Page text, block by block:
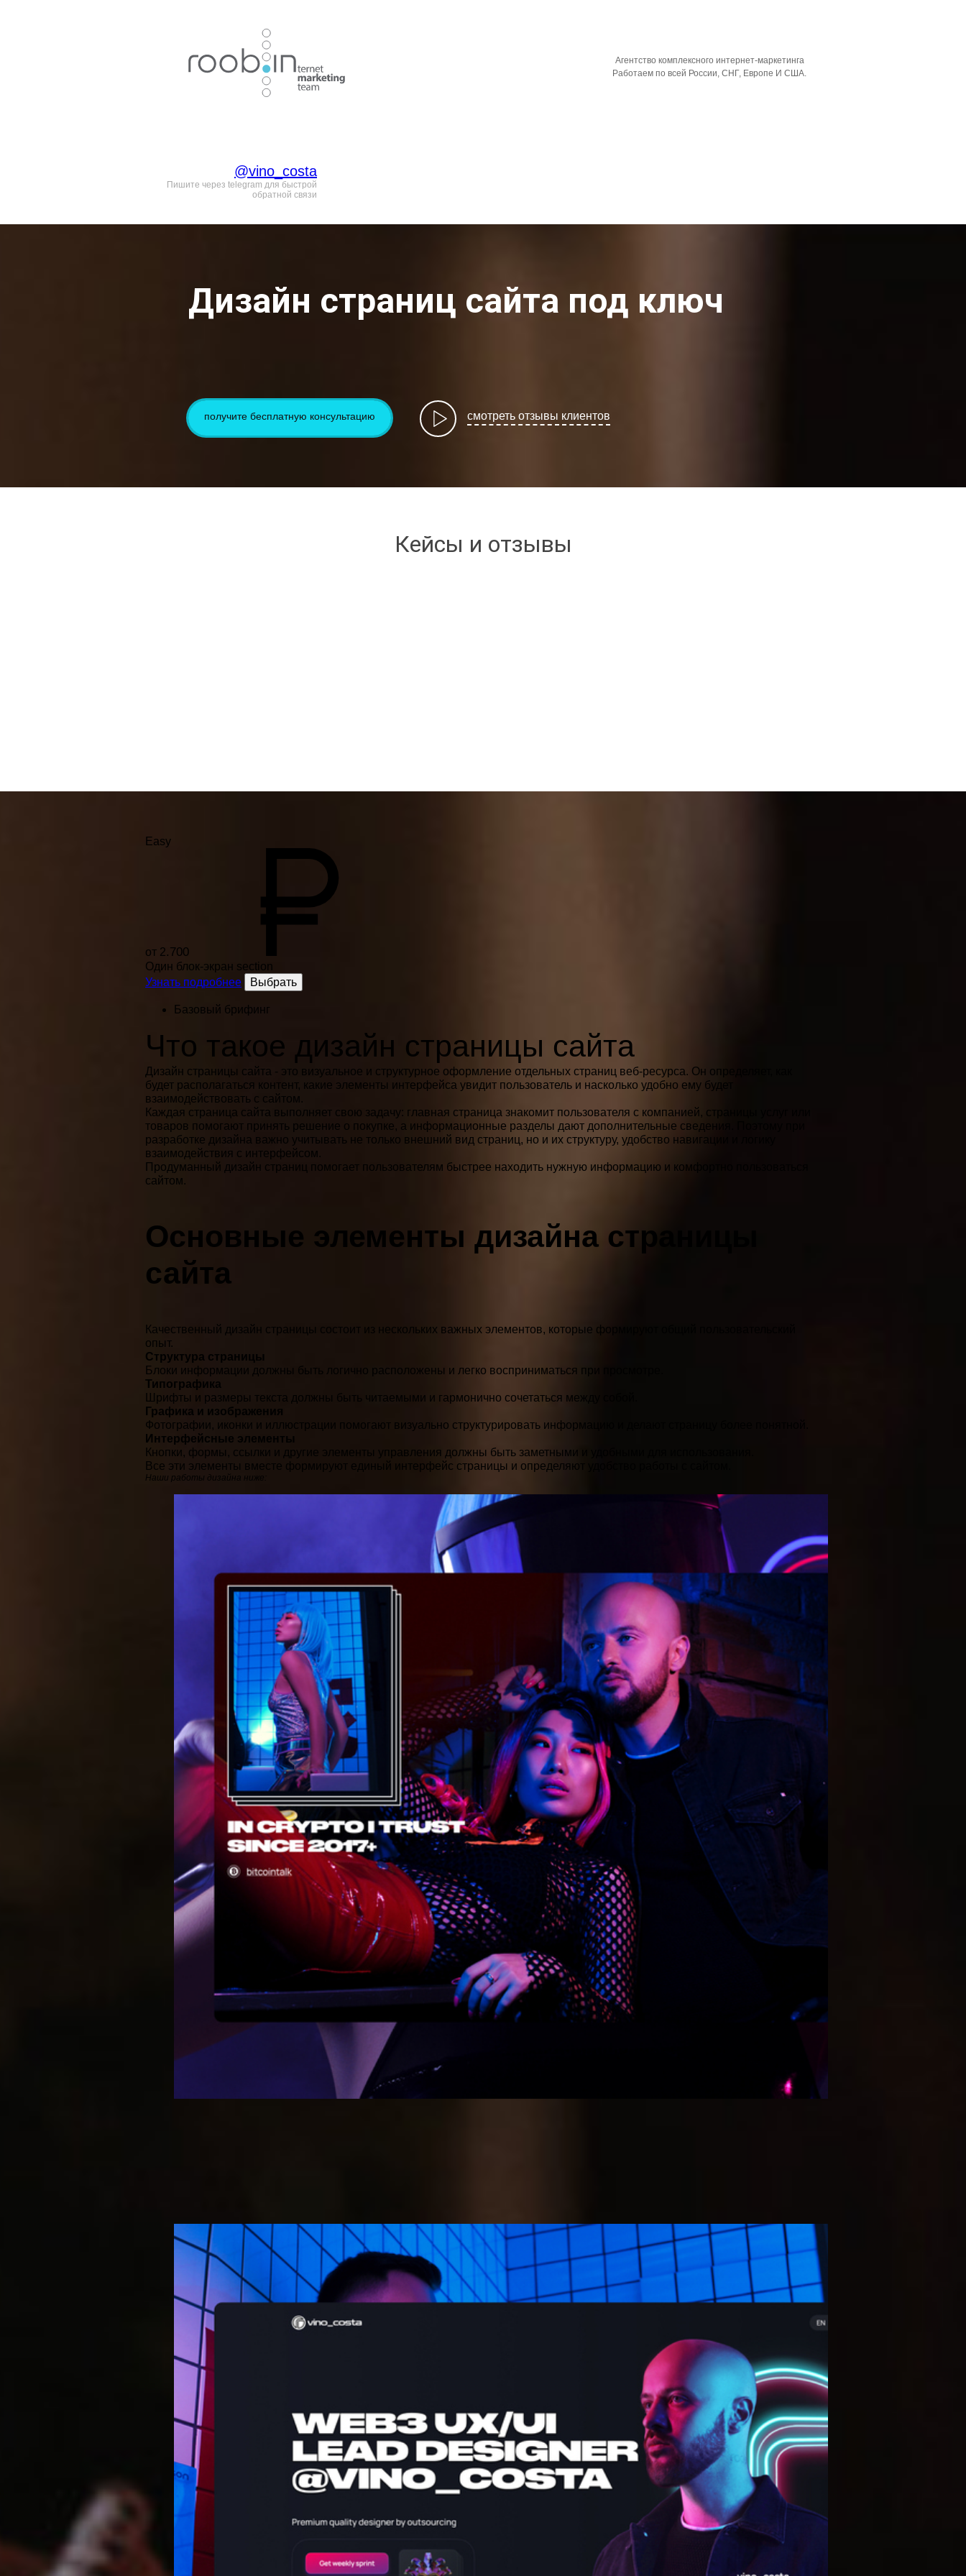
Агентство комплексного интернет-маркетинга
Работаем по всей России, СНГ, Европе И США.
@vino_costa
Пишите через telegram для быстрой
обратной связи
Дизайн страниц сайта под ключ
получите бесплатную консультацию смотреть отзывы клиентов
Кейсы и отзывы
Easy
от 2.700
Один блок-экран section
Узнать подробнее
Выбрать
Базовый брифинг
Что такое дизайн страницы сайта
Дизайн страницы сайта - это визуальное и структурное оформление отдельных страниц веб-ресурса. Он определяет, как
будет располагаться контент, какие элементы интерфейса увидит пользователь и насколько удобно ему будет
взаимодействовать с сайтом.
Каждая страница сайта выполняет свою задачу: главная страница знакомит пользователя с компанией, страницы услуг или
товаров помогают принять решение о покупке, а информационные разделы дают дополнительные сведения. Поэтому при
разработке дизайна важно учитывать не только внешний вид страниц, но и их структуру, удобство навигации и логику
взаимодействия с интерфейсом.
Продуманный дизайн страниц помогает пользователям быстрее находить нужную информацию и комфортно пользоваться
сайтом.
Основные элементы дизайна страницы
сайта
Качественный дизайн страницы состоит из нескольких важных элементов, которые формируют общий пользовательский
опыт.
Структура страницы
Блоки информации должны быть логично расположены и легко восприниматься при просмотре.
Типографика
Шрифты и размеры текста должны быть читаемыми и гармонично сочетаться между собой.
Графика и изображения
Фотографии, иконки и иллюстрации помогают визуально структурировать информацию и делают страницу более понятной.
Интерфейсные элементы
Кнопки, формы, ссылки и другие элементы управления должны быть заметными и удобными для использования.
Все эти элементы вместе формируют единый интерфейс страницы и определяют удобство работы с сайтом.
Наши работы дизайна ниже:
Хотите также? Пишите в телеграм:
5из10